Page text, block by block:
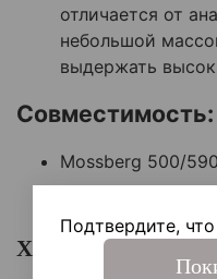
отличается от
небольшой
выдержать
Совместимость:
Mossberg 500/
Характеристики:
Подтвердите,